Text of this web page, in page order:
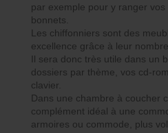
par exemple pour y ranger
bonnets.
Les chiffonniers sont des
excellence grâce à leur
Il sera donc très utile dans un
dossiers par thème, vos cd-
clavier.
Dans une chambre à coucher
complément idéal à une
armoires ou commode, plus